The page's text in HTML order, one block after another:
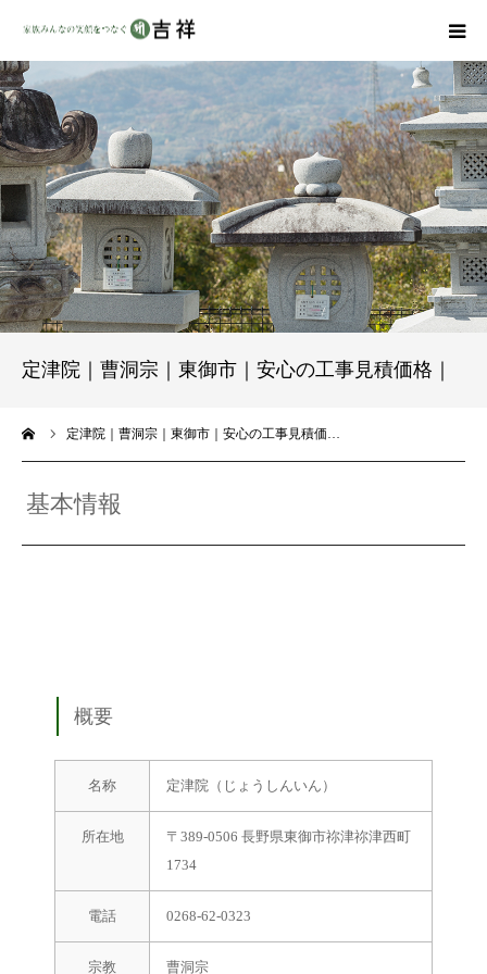
定津院｜曹洞宗｜東御市｜安心の工事見積価格｜
定津院｜曹洞宗｜東御市｜安心の工事見積価…
基本情報
概要
名称 定津院（じょうしんいん）
所在地
〒389-0506 長野県東御市祢津祢津西町
1734
電話 0268-62-0323
宗教 曹洞宗
戒名彫りについて
商品ラインナップ
墓地・霊園を探す
吉祥の特徴